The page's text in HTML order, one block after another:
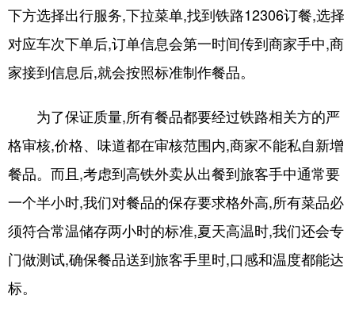
下方选择出行服务,下拉菜单,找到铁路12306订餐,选择
对应车次下单后,订单信息会第一时间传到商家手中,商
家接到信息后,就会按照标准制作餐品。
为了保证质量,所有餐品都要经过铁路相关方的严
格审核,价格、味道都在审核范围内,商家不能私自新增
餐品。而且,考虑到高铁外卖从出餐到旅客手中通常要
一个半小时,我们对餐品的保存要求格外高,所有菜品必
须符合常温储存两小时的标准,夏天高温时,我们还会专
门做测试,确保餐品送到旅客手里时,口感和温度都能达
标。